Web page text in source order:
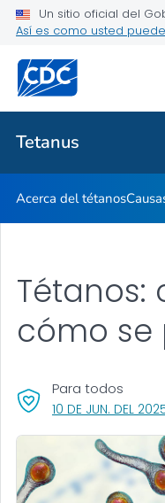
Un sitio oficial del
Así es como usted
Tetanus
Salud pública
Tetanus
Acerca del tétanos
Tétanos:
cómo
10 DE JUN. DEL
Para todos